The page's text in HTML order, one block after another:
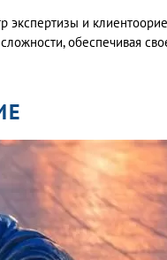
и
обеспечивая